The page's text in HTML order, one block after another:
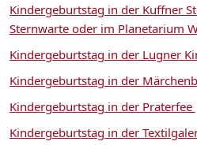
Kindergeburtstag in der Kuffner
Sternwarte oder im Planetarium
Kindergeburtstag in der Lugner
Kindergeburtstag in der
Kindergeburtstag in der Praterfee
Kindergeburtstag in der